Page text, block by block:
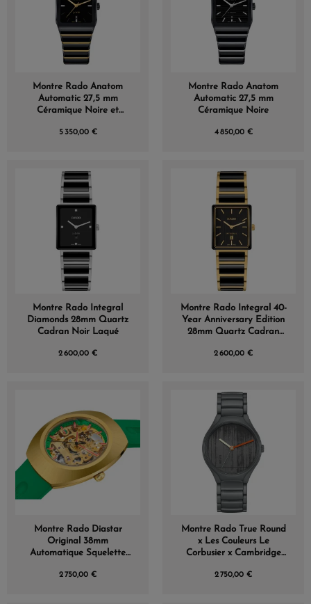
Montre Rado Anatom
Automatic 27,5 mm
Céramique Noire et
5 350,00 €
Montre Rado Anatom
Automatic 27,5 mm
Céramique Noire
4 850,00 €
Montre Rado Integral
Diamonds 28mm Quartz
Cadran Noir Laqué
2 600,00 €
Montre Rado Integral 40-
Year Anniversary Edition
28mm Quartz Cadran
2 600,00 €
Montre Rado Diastar
Original 38mm
Automatique Squelette
Édition Limitée
2 750,00 €
Montre Rado True Round
x Les Couleurs Le
Corbusier x Cambridge
2 750,00 €